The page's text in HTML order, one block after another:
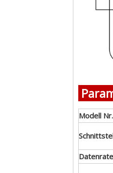
Modell Nr.
Datenrate